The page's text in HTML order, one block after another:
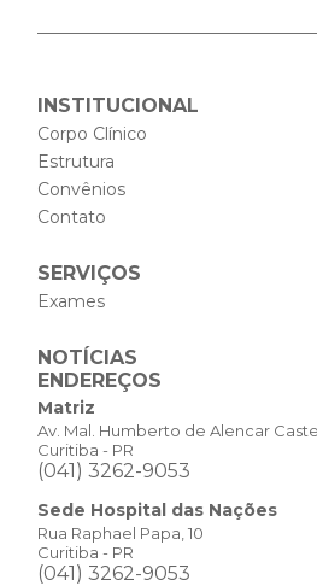
INSTITUCIONAL
Corpo Clínico
Estrutura
Convênios
Contato
SERVIÇOS
Exames
NOTÍCIAS
ENDEREÇOS
Matriz
Av. Mal. Humberto de Alencar
Curitiba - PR
(041) 3262-9053
Sede Hospital das Nações
Rua Raphael Papa, 10
Curitiba - PR
(041) 3262-9053